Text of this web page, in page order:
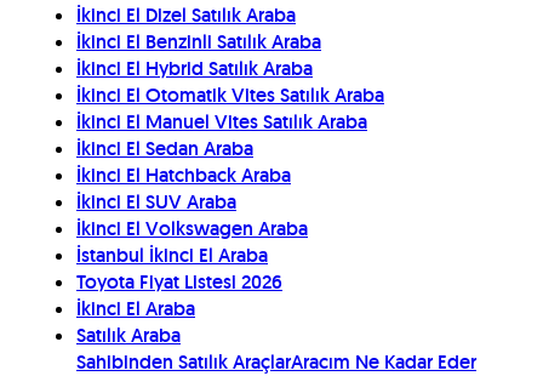
İkinci El Dizel Satılık Araba
İkinci El Benzinli Satılık Araba
İkinci El Hybrid Satılık Araba
İkinci El Otomatik Vites Satılık Araba
İkinci El Manuel Vites Satılık Araba
İkinci El Sedan Araba
İkinci El Hatchback Araba
İkinci El SUV Araba
İkinci El Volkswagen Araba
İstanbul İkinci El Araba
Toyota Fiyat Listesi 2026
İkinci El Araba
Satılık Araba
Sahibinden Satılık AraçlarAracım Ne Kadar Eder